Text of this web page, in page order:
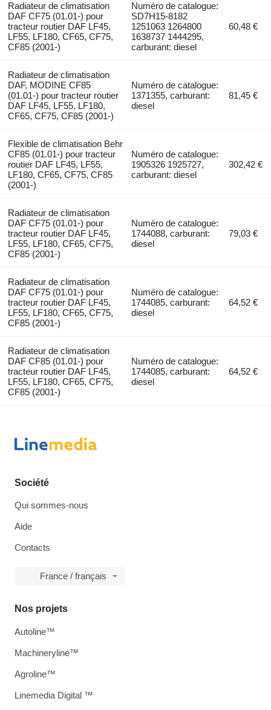
Radiateur de climatisation
DAF CF75 (01.01-) pour
tracteur routier DAF LF45,
LF55, LF180, CF65, CF75,
CF85 (2001-)
Numéro de catalogue:
SD7H15-8182
1251063 1264800
1638737 1444295,
carburant: diesel
60,48 €
Radiateur de climatisation
DAF, MODINE CF85
(01.01-) pour tracteur routier
DAF LF45, LF55, LF180,
CF65, CF75, CF85 (2001-)
Numéro de catalogue:
1371355, carburant:
diesel
81,45 €
Flexible de climatisation Behr
CF85 (01.01-) pour tracteur
routier DAF LF45, LF55,
LF180, CF65, CF75, CF85
(2001-)
Numéro de catalogue:
1905326 1925727,
carburant: diesel
302,42 €
Radiateur de climatisation
DAF CF75 (01.01-) pour
tracteur routier DAF LF45,
LF55, LF180, CF65, CF75,
CF85 (2001-)
Numéro de catalogue:
1744088, carburant:
diesel
79,03 €
Radiateur de climatisation
DAF CF75 (01.01-) pour
tracteur routier DAF LF45,
LF55, LF180, CF65, CF75,
CF85 (2001-)
Numéro de catalogue:
1744085, carburant:
diesel
64,52 €
Radiateur de climatisation
DAF CF85 (01.01-) pour
tracteur routier DAF LF45,
LF55, LF180, CF65, CF75,
CF85 (2001-)
Numéro de catalogue:
1744085, carburant:
diesel
64,52 €
Société
Qui sommes-nous
Aide
Contacts
France / français
Nos projets
Autoline™
Machineryline™
Agroline™
Linemedia Digital ™